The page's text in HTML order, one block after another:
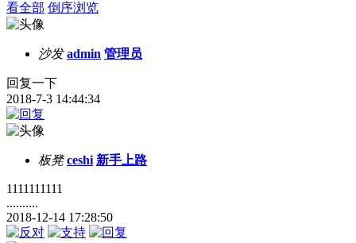
看全部 倒序浏览
沙发 admin 管理员
回复一下
2018-7-3 14:44:34
板凳 ceshi 新手上路
1111111111
..........
2018-12-14 17:28:50